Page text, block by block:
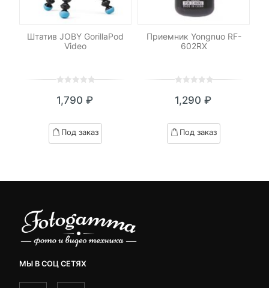
Штатив JOBY GorillaPod
Video
out
based
on
1,790 ₽
Под заказ
Приемник Yongnuo RF-
602RX
out
based
on
1,290 ₽
Под заказ
МЫ В СОЦ СЕТЯХ